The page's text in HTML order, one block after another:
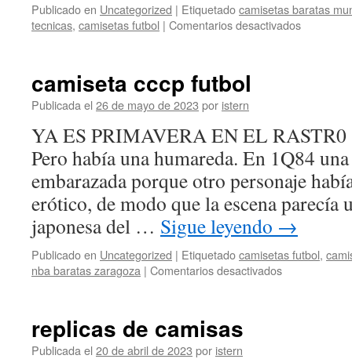
Publicado en Uncategorized | Etiquetadocamisetas baratas
tecnicas, camisetas futbol | Comentarios desactivadosen
camiseta cccp futbol
Publicada el 26 de mayo de 2023 por istern
YA ES PRIMAVERA EN EL
Pero había una humareda. En 1Q84
embarazada porque otro personaje
erótico, de modo que la escena parecía
japonesa del … Sigue leyendo →
Publicado en Uncategorized | Etiquetadocamisetas futbol,
nba baratas zaragoza | Comentarios desactivadosen
replicas de camisas
Publicada el 20 de abril de 2023 por istern